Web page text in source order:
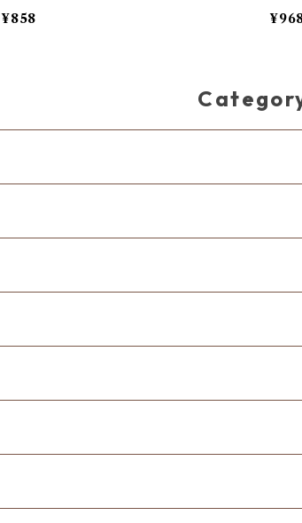
¥858